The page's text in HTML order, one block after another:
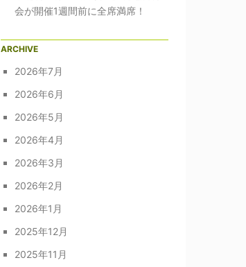
会が開催1週間前に全席満席！
ARCHIVE
2026年7月
2026年6月
2026年5月
2026年4月
2026年3月
2026年2月
2026年1月
2025年12月
2025年11月